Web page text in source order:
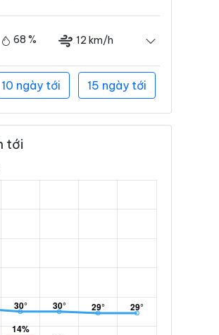
68 % 12 km/h
10 ngày tới 15 ngày tới
tới